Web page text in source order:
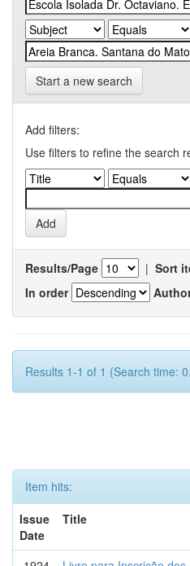
Start a new search
Add filters:
Use filters to refine the search
Results/Page | Sort
In order
Results 1-1 of 1 (Search time:
Item hits:
Issue
Date
Title